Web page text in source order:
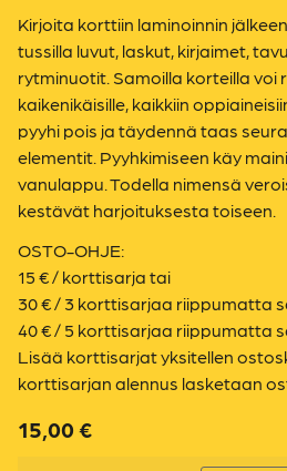
Kirjoita korttiin laminoinnin
tussilla luvut, laskut, kirjaimet,
rytminuotit. Samoilla korteilla voi
kaikenikäisille, kaikkiin
pyyhi pois ja täydennä taas
elementit. Pyyhkimiseen käy
vanulappu. Todella nimensä
kestävät harjoituksesta toiseen.
OSTO-OHJE:
15 € / korttisarja tai
30 € / 3 korttisarjaa riippumatta
40 € / 5 korttisarjaa riippumatta
Lisää korttisarjat yksitellen
korttisarjan alennus lasketaan
15,00€